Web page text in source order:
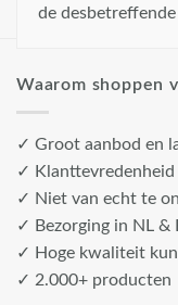
de
Waarom shoppen
✓ Groot aanbod en
✓
✓ Niet van echt te
✓ Bezorging in NL &
✓ Hoge kwaliteit
✓ 2.000+ producten